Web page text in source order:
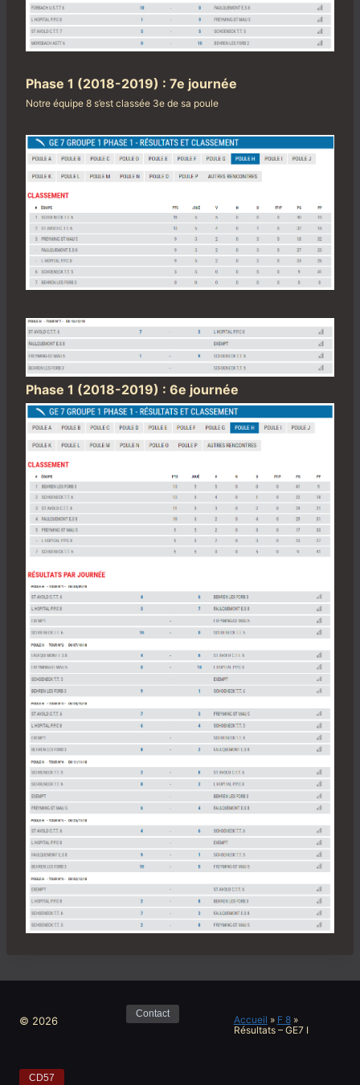
Phase 1 (2018-2019) : 7e journée
Notre équipe 8 s’est classée 3e de sa poule
Phase 1 (2018-2019) : 6e journée
© 2026
Contact
Accueil » F 8 »
Résultats – GE7 I
CD57